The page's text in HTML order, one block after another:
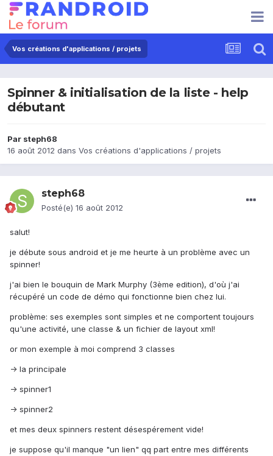
Vos créations d'applications / projets
Spinner & initialisation de la liste - help
débutant
Par steph68
16 août 2012 dans Vos créations d'applications / projets
steph68
Posté(e) 16 août 2012
salut!
je débute sous android et je me heurte à un problème avec un
spinner!
j'ai bien le bouquin de Mark Murphy (3ème edition), d'où j'ai
récupéré un code de démo qui fonctionne bien chez lui.
problème: ses exemples sont simples et ne comportent toujours
qu'une activité, une classe & un fichier de layout xml!
or mon exemple à moi comprend 3 classes
-> la principale
-> spinner1
-> spinner2
et mes deux spinners restent désespérement vide!
je suppose qu'il manque "un lien" qq part entre mes différents